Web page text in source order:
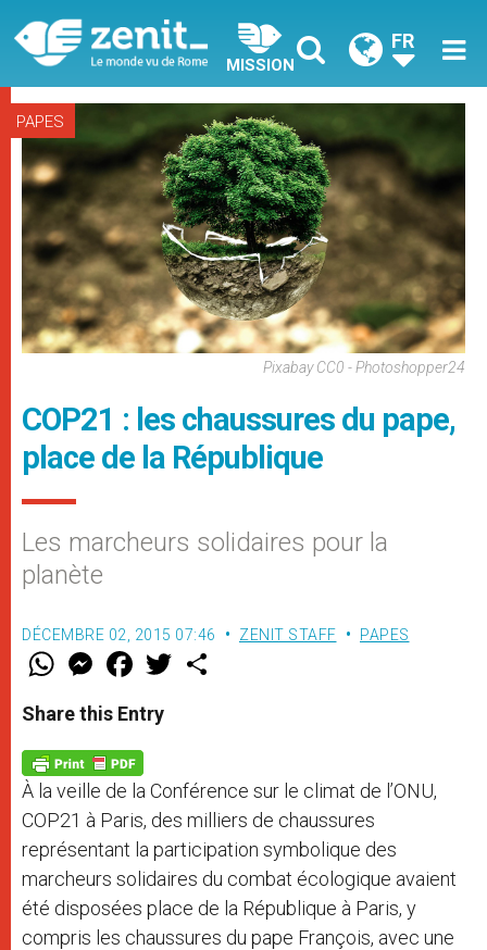
MISSION
FR
PAPES
Pixabay CC0 - Photoshopper24
COP21 : les chaussures du pape,
place de la République
Les marcheurs solidaires pour la
planète
DÉCEMBRE 02, 2015 07:46 ZENIT STAFF PAPES
W
t
s
p
p
M
e
s
e
g
e
r
F
a
e
b
o
k
w
Share this Entry
À la veille de la Conférence sur le climat de l’ONU,
COP21 à Paris, des milliers de chaussures
représentant la participation symbolique des
marcheurs solidaires du combat écologique avaient
été disposées place de la République à Paris, y
compris les chaussures du pape François, avec une